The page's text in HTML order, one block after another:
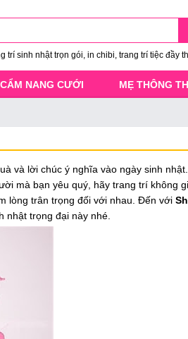
trí sinh nhật trọn gói, in chibi, trang trí tiệc đầy
CẨM NANG CƯỚI MẸ THÔNG
và lời chúc ý nghĩa vào ngày sinh
mà bạn yêu quý, hãy trang trí không
lòng trân trọng đối với nhau. Đến với
nhật trọng đại này nhé.